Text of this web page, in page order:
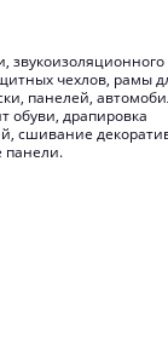
чехлов, рамы
панелей,
обуви, драпировка
сшивание
панели.